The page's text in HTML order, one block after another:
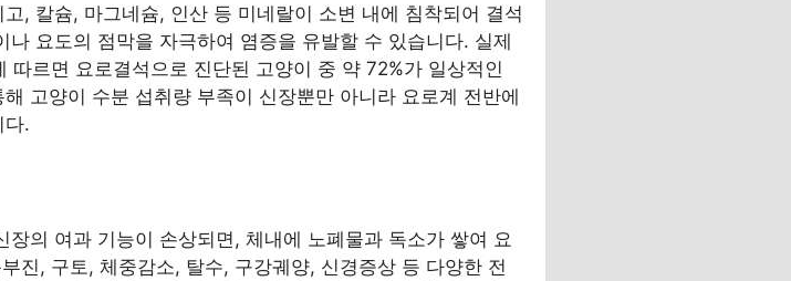
, 칼슘, 마그네슘, 인산 등 미네랄이 소변 내에 침착되어 결석
요도의 점막을 자극하여 염증을 유발할 수 있습니다. 실제
르면 요로결석으로 진단된 고양이 중 약 72%가 일상적인
고양이 수분 섭취량 부족이 신장뿐만 아니라 요로계 전반에
다.
의 여과 기능이 손상되면, 체내에 노폐물과 독소가 쌓여 요
진, 구토, 체중감소, 탈수, 구강궤양, 신경증상 등 다양한 전